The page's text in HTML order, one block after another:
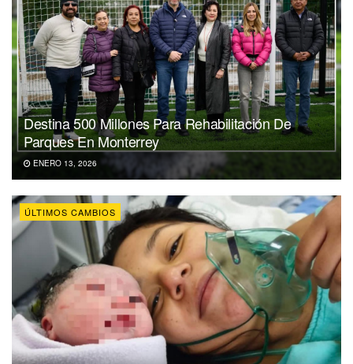
Destina 500 Millones Para Rehabilitación De
Parques En Monterrey
ENERO 13, 2026
ÚLTIMOS CAMBIOS